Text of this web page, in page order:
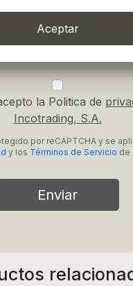
la Politica de
Incotrading, S.A.
por reCAPTCHA y se
y los Términos de Servicio de
Enviar
Aceptar